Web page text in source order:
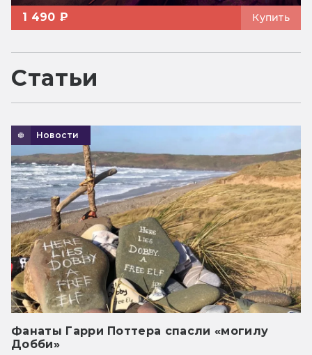
1 490 ₽ Купить
Статьи
Новости
Фанаты Гарри Поттера спасли «могилу
Добби»